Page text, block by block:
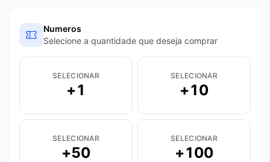
Numeros
Selecione a quantidade que deseja comprar
SELECIONAR
+1
SELECIONAR
+10
SELECIONAR
+50
SELECIONAR
+100